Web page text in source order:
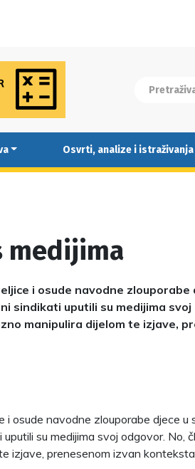
Osvrti, analize i istraživanja
medijima
i osude navodne zlouporabe
sindikati uputili su medijima svoj
manipulira dijelom te izjave,
i osude navodne zlouporabe djece u
su medijima svoj odgovor. No,
izjave, prenesenom izvan